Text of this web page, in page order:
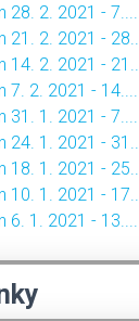
2. 2021 - 7....
2. 2021 - 28....
2. 2021 - 21....
2. 2021 - 14....
1. 2021 - 7....
1. 2021 - 31....
1. 2021 - 25....
1. 2021 - 17....
1. 2021 - 13....